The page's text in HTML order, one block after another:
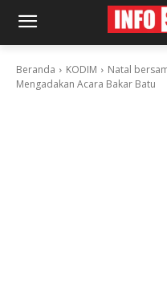
Beranda KODIM
Natal
Mengadakan Acara Bakar Batu